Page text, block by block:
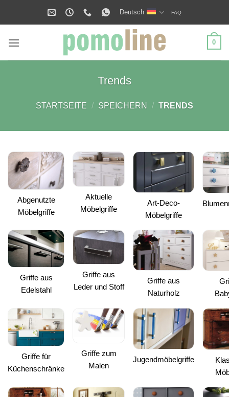
Deutsch FAQ
0
Trends
STARTSEITE / SPEICHERN / TRENDS
Abgenutzte
Möbelgriffe
Aktuelle
Möbelgriffe
Art-Deco-
Möbelgriffe
Griffe aus
Edelstahl
Griffe aus
Leder und Stoff
Griffe aus
Naturholz
Griffe für
Küchenschränke
Griffe zum
Malen
Jugendmöbelgriffe